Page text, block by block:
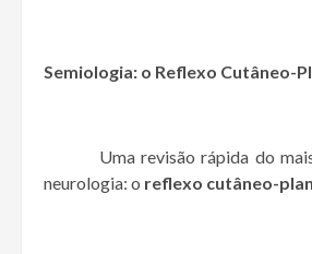
Semiologia: o Reflexo Cutâneo-
Uma revisão rápida do mais
neurologia: o reflexo cutâneo-